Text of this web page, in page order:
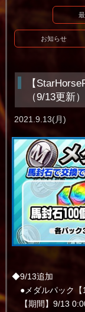
お知らせ
【
（9/13更新）
2021.9.13(月)
◆9/13追加
●メダルパック【
【期間】9/13